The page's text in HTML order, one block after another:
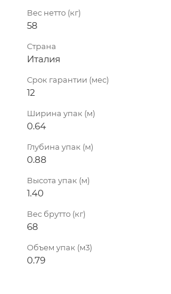
Вес нетто (кг)
58
Страна
Италия
Срок гарантии (мес)
12
Ширина упак (м)
0.64
Глубина упак (м)
0.88
Высота упак (м)
1.40
Вес брутто (кг)
68
Объем упак (м3)
0.79